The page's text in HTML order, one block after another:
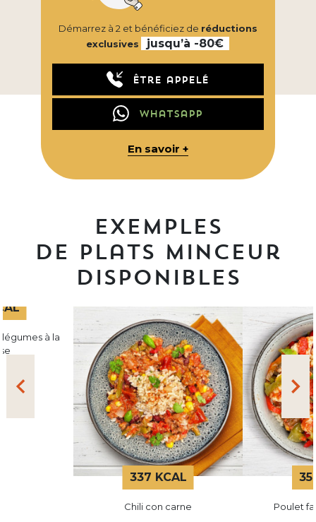
Démarrez à 2 et bénéficiez de réductions
exclusives
jusqu’à -80€
Être appelé
Whatsapp
En savoir +
Exemples
de plats minceur
disponibles
337 KCAL
Chili con carne Poulet
à la